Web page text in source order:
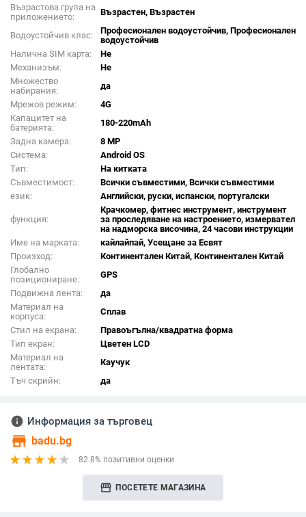
Възрастова група на
приложението:
Възрастен, Възрастен
Водоустойчив клас:
Професионален водоустойчив, Професионален
водоустойчив
Налична SIM карта:
Не
Механизъм:
Не
Множество
набирания:
да
Мрежов режим:
4G
Капацитет на
батерията:
180-220mAh
Задна камера:
8 MP
Система:
Android OS
Тип:
На китката
Съвместимост:
Всички съвместими, Всички съвместими
език:
Английски, руски, испански, португалски
функция:
Крачкомер, фитнес инструмент, инструмент
за проследяване на настроението, измервател
на надморска височина, 24 часови инструкции
Име на марката:
кайлайпай, Усещане за Есвят
Произход:
Континентален Китай, Континентален Китай
Глобално
позициониране:
GPS
Подвижна лента:
да
Материал на
корпуса:
Сплав
Стил на екрана:
Правоъгълна/квадратна форма
Тип екран:
Цветен LCD
Материал на
лентата:
Каучук
Тъч скрийн:
да
info Информация за търговец
store badu.bg
82.8% позитивни оценки
storefront ПОСЕТЕТЕ МАГАЗИНА